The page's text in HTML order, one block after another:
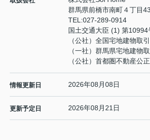
群馬県前橋市南町４丁目
TEL:027-289-0914
国土交通大臣 (1) 第10994
（公社）全国宅地建物取
（一社）群馬県宅地建物
（公社）首都圏不動産公
情報更新日 2026年08月08日
更新予定日 2026年08月21日